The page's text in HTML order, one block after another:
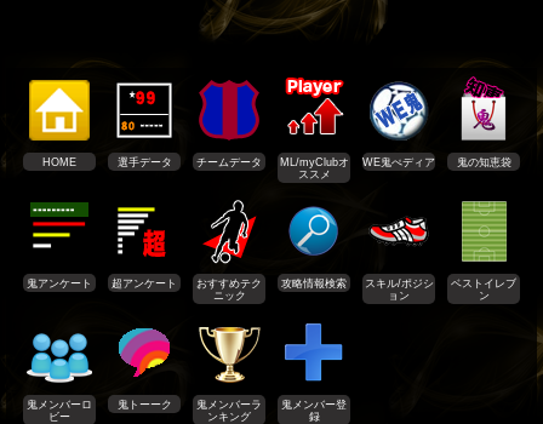
HOME 選手データ チームデータ
ML/myClubオ
ススメ
WE鬼ぺディア 鬼の知恵袋
鬼アンケート 超アンケート
おすすめテク
ニック
攻略情報検索
スキル/ポジシ
ョン
ベストイレブ
ン
鬼メンバーロ
ビー
鬼トーーク
鬼メンバーラ
ンキング
鬼メンバー登
録